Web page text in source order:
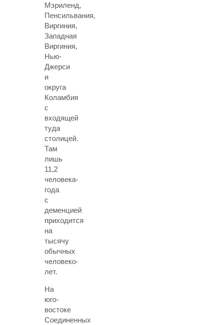
Мэриленд,
Пенсильвания,
Виргиния,
Западная
Виргиния,
Нью-
Джерси
и
округа
Коламбия
с
входящей
туда
столицей.
Там
лишь
11,2
человека-
года
с
деменцией
приходится
на
тысячу
обычных
человеко-
лет.
На
юго-
востоке
Соединенных